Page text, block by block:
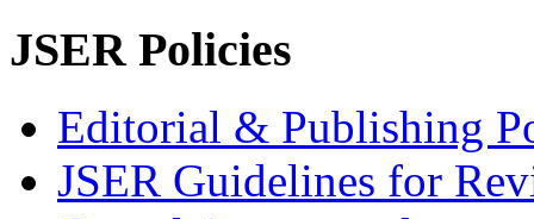
JSER Policies
Editorial & Publishing
JSER Guidelines for